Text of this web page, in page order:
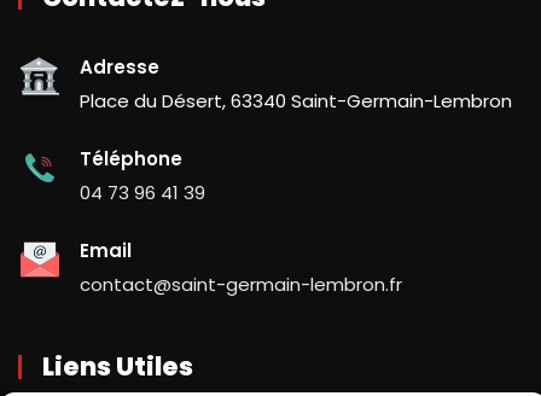
Adresse
Place du Désert, 63340 Saint-Germain-Lembron
Téléphone
04 73 96 41 39
Email
contact@saint-germain-lembron.fr
Liens Utiles